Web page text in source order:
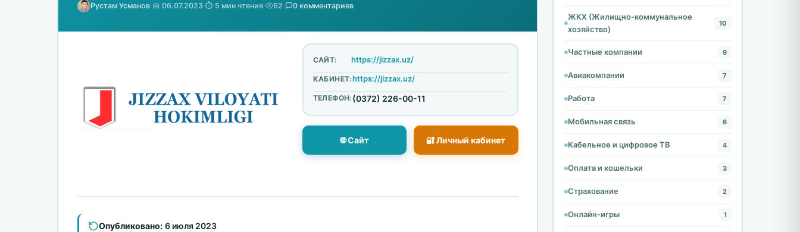
Рустам Усманов·📅 06.07.2023·⏱️ 5 мин чтения· 62· 0 комментариев
САЙТ: https://jizzax.uz/
КАБИНЕТ:https://jizzax.uz/
ТЕЛЕФОН: (0372) 226-00-11
🌐 Сайт 🔐 Личный кабинет
Опубликовано: 6 июля 2023
ЖКХ (Жилищно-коммунальное
хозяйство)
10
Частные компании 9
Авиакомпании 7
Работа 7
Мобильная связь 6
Кабельное и цифровое ТВ 4
Оплата и кошельки 3
Страхование 2
Онлайн-игры 1